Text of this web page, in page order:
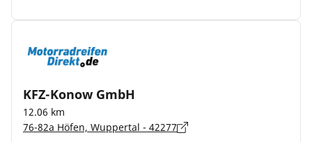
KFZ-Konow GmbH
12.06 km
76-82a Höfen, Wuppertal - 42277